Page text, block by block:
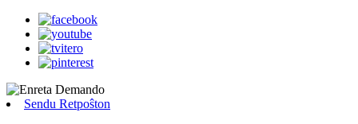
Sendu Retpoŝton